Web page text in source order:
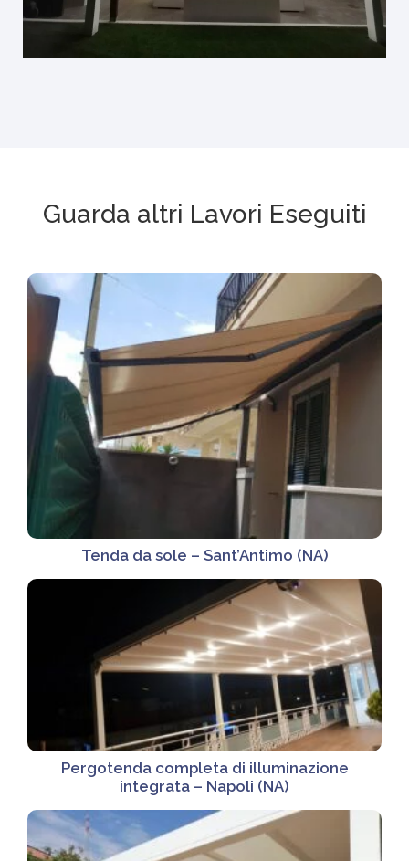
Guarda altri Lavori Eseguiti
Tenda da sole – Sant’Antimo (NA)
Pergotenda completa di illuminazione
integrata – Napoli (NA)